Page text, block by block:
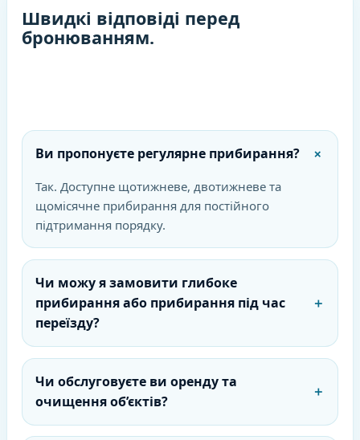
Швидкі відповіді перед
бронюванням.
Ви пропонуєте регулярне прибирання? ＋
Так. Доступне щотижневе, двотижневе та
щомісячне прибирання для постійного
підтримання порядку.
Чи можу я замовити глибоке
прибирання або прибирання під час
переїзду?
＋
Чи обслуговуєте ви оренду та
очищення об’єктів?
＋